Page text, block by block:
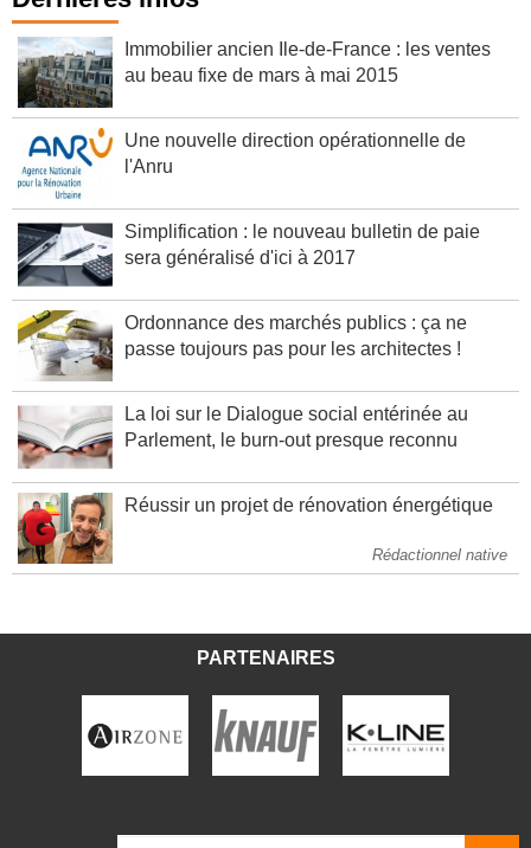
Dernières infos
Immobilier ancien Ile-de-France : les ventes
Une nouvelle direction opérationnelle de
Simplification : le nouveau bulletin de paie
Ordonnance des marchés publics : ça ne
La loi sur le Dialogue social entérinée au
Rédactionnel native